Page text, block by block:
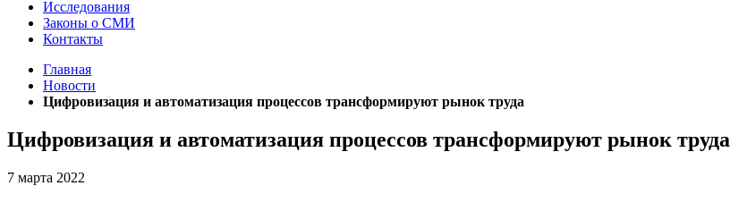
Исследования
Законы о СМИ
Контакты
Главная
Новости
Цифровизация и автоматизация процессов трансформируют рынок труда
Цифровизация и автоматизация процессов трансформируют рынок труда
7 марта 2022